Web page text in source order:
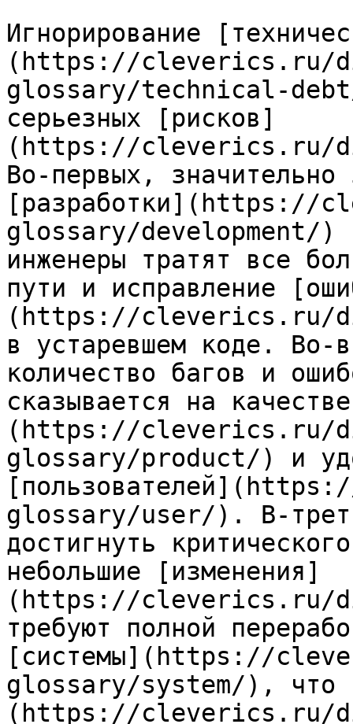
Игнорирование
(https://cleverics.ru/
glossary/technical-
серьезных [рисков]
(https://cleverics.ru/
Во-первых, значительно
glossary/development/)
инженеры тратят все
пути и исправление
(https://cleverics.ru/
в устаревшем коде. Во-
количество багов и
сказывается на
(https://cleverics.ru/
glossary/product/) и
glossary/user/). В-
достигнуть
небольшие [изменения]
(https://cleverics.ru/
требуют полной
[системы](https://
glossary/system/), что
(https://cleverics.ru/